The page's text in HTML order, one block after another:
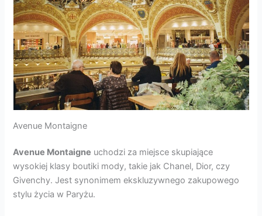
Avenue Montaigne
Avenue Montaigne uchodzi za miejsce skupiające
wysokiej klasy boutiki mody, takie jak Chanel, Dior, czy
Givenchy. Jest synonimem ekskluzywnego zakupowego
stylu życia w Paryżu.